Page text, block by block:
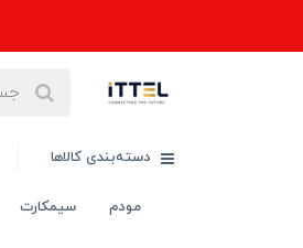
دسته‌بندی کالاها
مودم سیمکارت